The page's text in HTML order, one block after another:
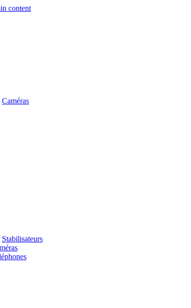
content
Caméras
Stabilisateurs